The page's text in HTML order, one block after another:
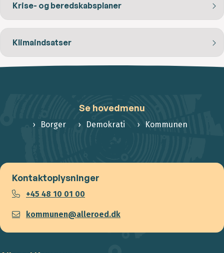
Krise- og beredskabsplaner
Klimaindsatser
Se hovedmenu
Borger Demokrati Kommunen
Kontaktoplysninger
+45 48 10 01 00
kommunen@alleroed.dk